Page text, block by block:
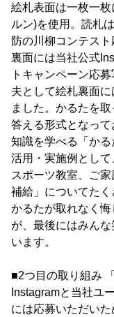
絵札表面は一枚一
ルン)を使用。読札
防の川柳コンテス
裏面には当社公式
トキャンペーン応
夫として絵札裏面
ました。かるたを
答える形式となっ
知識を学べる「かる
活用・実施例とし
スポーツ教室、ご
補給」についてたく
かるたが取れなく
が、最後にはみん
います。
■2つ目の取り組み
Instagramと当社ユ
には応募いただい